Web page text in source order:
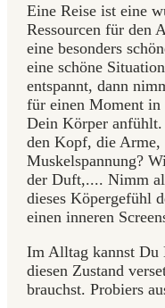
Eine Reise ist eine
Ressourcen für den
eine besonders
eine schöne
entspannt, dann
für einen Moment in
Dein Körper
den Kopf, die Arme,
Muskelspannung?
der Duft,.... Nimm
dieses Köpergefühl
einen inneren
Im Alltag kannst Du
diesen Zustand
brauchst. Probiers